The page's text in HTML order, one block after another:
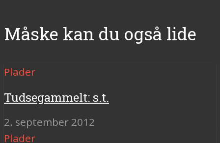
Måske kan du også lide
Plader
Tudsegammelt: s.t.
2. september 2012
Plader